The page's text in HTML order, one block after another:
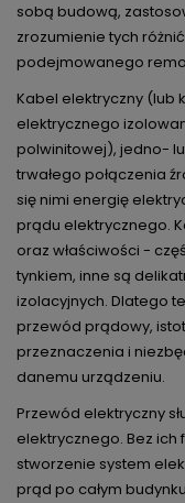
sobą budową,
zrozumienie tych
podejmowanego
Kabel elektryczny (lub
elektrycznego
polwinitowej), jedno-
trwałego połączenia
się nimi energię
prądu elektrycznego.
oraz właściwości -
tynkiem, inne są
izolacyjnych. Dlatego
przewód prądowy,
przeznaczenia i
danemu urządzeniu.
Przewód elektryczny
elektrycznego. Bez ich
stworzenie system
prąd po całym